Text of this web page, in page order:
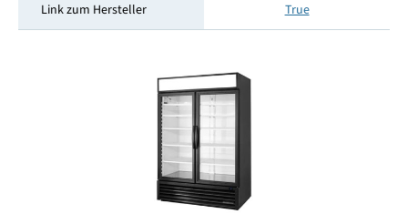
Link zum Hersteller True